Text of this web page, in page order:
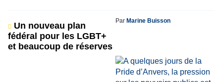
Un nouveau plan
fédéral pour les LGBT+
et beaucoup de réserves
Par Marine Buisson